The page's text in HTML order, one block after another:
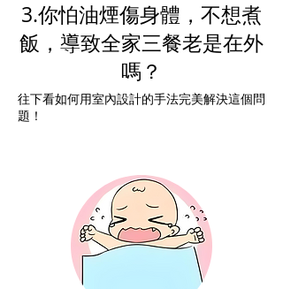
3.你怕油煙傷身體，不想煮
飯，導致全家三餐老是在外
嗎？
往下看如何用室內設計的手法完美解決這個問
題！